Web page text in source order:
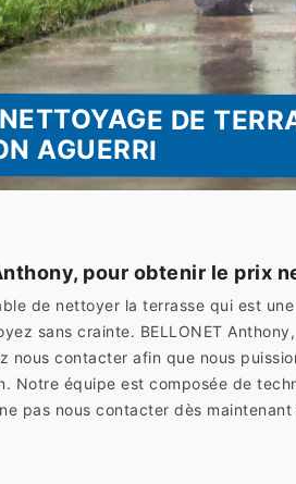
DE
AGUERRI
pour obtenir le prix
de nettoyer la terrasse qui est
sans crainte. BELLONET
nous contacter afin que nous
Notre équipe est composée de
pas nous contacter dès maintenant